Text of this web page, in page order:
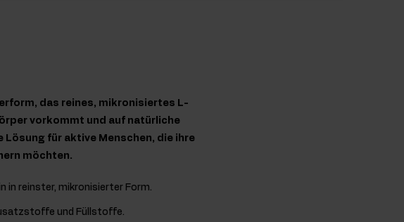
das reines, mikronisiertes L-
vorkommt und auf natürliche
für aktive Menschen, die ihre
möchten.
in reinster, mikronisierter Form.
und Füllstoffe.